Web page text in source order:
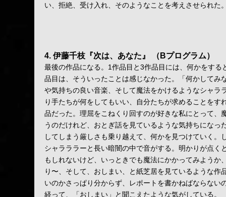
い、拒絶、受け入れ、そのようなことを考えさせられた
4. 伊藤千枝『次は、あなた』 （Bプログラム）
最後の作品になる。1作品目と3作品目には、何かをす
品目は、そういったことは感じなかった。「何かして
や気持ちの良い音楽、そして魔法をかけるようなシャ
り手たちが何をしてもいい、自分たちが求めることを
品だった。理屈をこねくり回すのが好きな私にとって
うのだけれど、おとぎ話を見ているような気持ちにな
してしまう厳しさも乗り越えて、何かを見つけていく。
シャラララーと長い暗闇の中で音がする。明かりが点
もしれないけど、いっときでも魔法にかかってみよう
り〜、そして、おしまい、と紙芝居を見ているような
いのかさっぱり分からず、レポートを書かねばならな
経って、「おしまい」と聞こえたような気がしている。